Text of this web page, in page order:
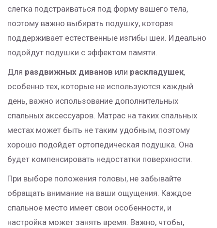
слегка подстраиваться под форму вашего тела,
поэтому важно выбирать подушку, которая
поддерживает естественные изгибы шеи. Идеально
подойдут подушки с эффектом памяти.
Для раздвижных диванов или раскладушек,
особенно тех, которые не используются каждый
день, важно использование дополнительных
спальных аксессуаров. Матрас на таких спальных
местах может быть не таким удобным, поэтому
хорошо подойдет ортопедическая подушка. Она
будет компенсировать недостатки поверхности.
При выборе положения головы, не забывайте
обращать внимание на ваши ощущения. Каждое
спальное место имеет свои особенности, и
настройка может занять время. Важно, чтобы,